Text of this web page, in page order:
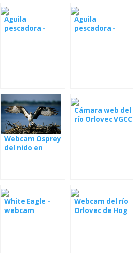
Águila
pescadora -
Águila
pescadora -
Webcam Osprey
del nido en
Cámara web del
río Orlovec VGCC
White Eagle -
webcam
Webcam del río
Orlovec de Hog